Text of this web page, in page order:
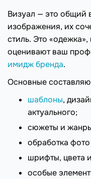
Визуал — это общий
изображения, их
стиль. Это
оценивают ваш
имидж бренда.
Основные
шаблоны,
актуального;
сюжеты и
обработка
шрифты, цвета
особые